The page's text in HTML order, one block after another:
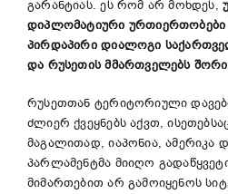
გარანტიას. ეს რომ არ მოხდეს,
დიპლომატიური ურთიერთობები
პირდაპირი დიალოგი
და რუსეთის მმართველებს
რუსეთთან ტერიტორიული
ძლიერ ქვეყნებს აქვთ,
მაგალითად, იაპონია, ამერიკა
პარლამენტმა მიიღო
მიმართებით არ გამოიყენოს